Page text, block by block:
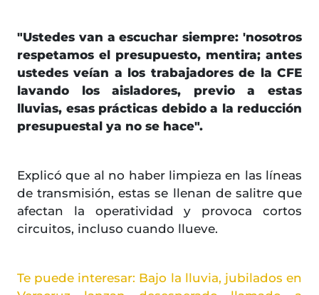
"Ustedes van a escuchar siempre: 'nosotros
respetamos el presupuesto, mentira; antes
ustedes veían a los trabajadores de la CFE
lavando los aisladores, previo a estas
lluvias, esas prácticas debido a la reducción
presupuestal ya no se hace".
Explicó que al no haber limpieza en las líneas
de transmisión, estas se llenan de salitre que
afectan la operatividad y provoca cortos
circuitos, incluso cuando llueve.
Te puede interesar: Bajo la lluvia, jubilados en